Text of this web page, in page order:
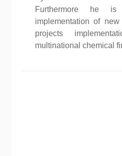
Furthermore he
implementation of
projects
multinational chemical